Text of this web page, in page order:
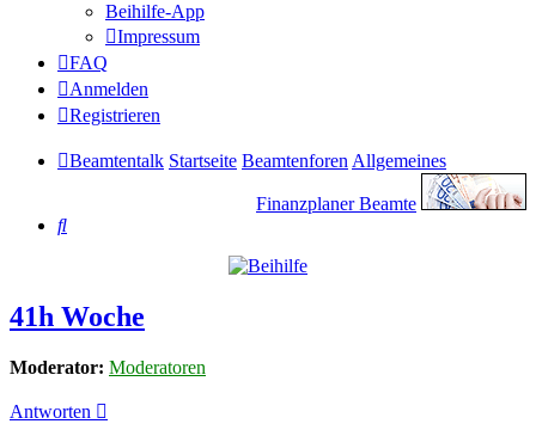
Beihilfe-App
Impressum
FAQ
Anmelden
Registrieren
Beamtentalk Startseite BeamtenforenAllgemeines
Finanzplaner Beamte
Suche
41h Woche
Moderator: Moderatoren
Antworten